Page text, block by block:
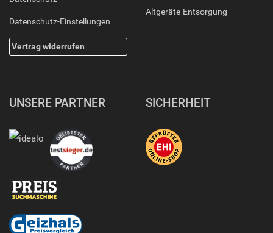
Datenschutz-Einstellungen
Vertrag widerrufen
Altgeräte-Entsorgung
UNSERE PARTNER SICHERHEIT